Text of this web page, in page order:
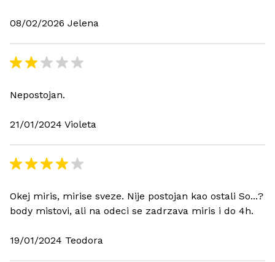
08/02/2026 Jelena
Nepostojan.
21/01/2024 Violeta
Okej miris, mirise sveze. Nije postojan kao ostali So...?
body mistovi, ali na odeci se zadrzava miris i do 4h.
19/01/2024 Teodora